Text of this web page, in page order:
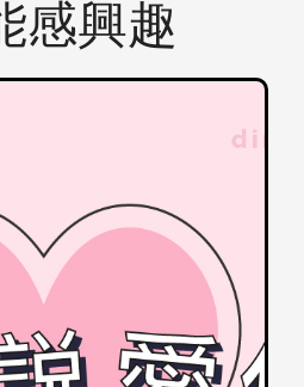
感興趣